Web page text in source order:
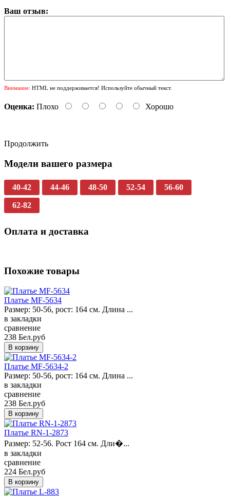
Ваш отзыв:
Внимание: HTML не поддерживается! Используйте обычный текст.
Оценка: Плохо Хорошо
Продолжить
Модели вашего размера
40-42 44-46 48-50 52-54 56-60
62-82
Оплата и доставка
Похожие товары
Платье MF-5634
Размер: 50-56, рост: 164 см. Длина ...
в закладки
сравнение
238 Бел.руб
Платье MF-5634-2
Размер: 50-56, рост: 164 см. Длина ...
в закладки
сравнение
238 Бел.руб
Платье RN-1-2873
Размер: 52-56. Рост 164 см. Дли�...
в закладки
сравнение
224 Бел.руб